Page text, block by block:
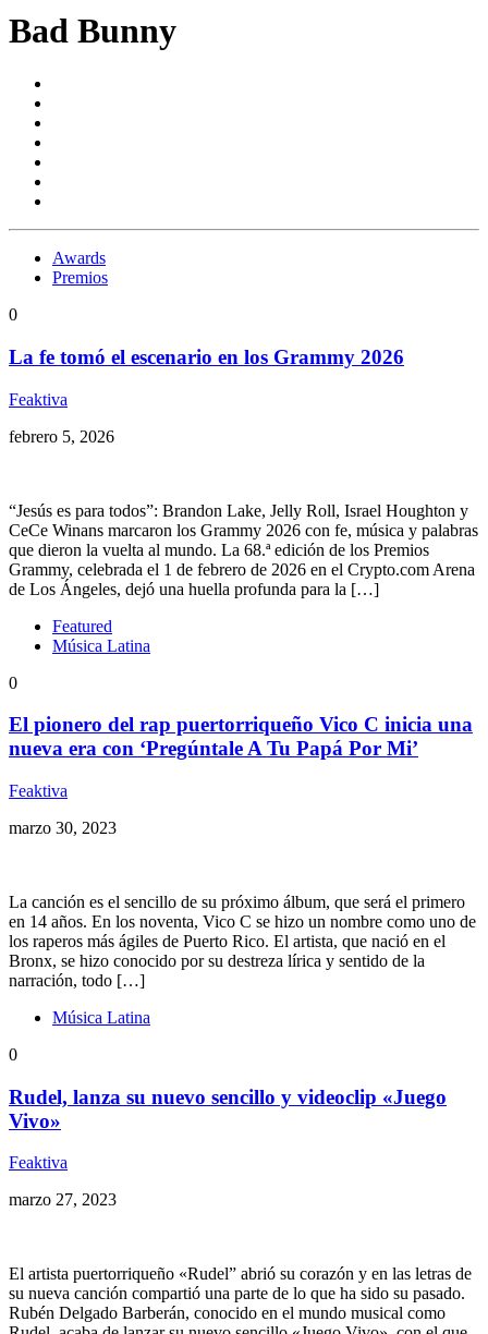
Bad Bunny
Awards
Premios
0
La fe tomó el escenario en los Grammy 2026
Feaktiva
febrero 5, 2026
“Jesús es para todos”: Brandon Lake, Jelly Roll, Israel Houghton y
CeCe Winans marcaron los Grammy 2026 con fe, música y palabras
que dieron la vuelta al mundo. La 68.ª edición de los Premios
Grammy, celebrada el 1 de febrero de 2026 en el Crypto.com Arena
de Los Ángeles, dejó una huella profunda para la […]
Featured
Música Latina
0
El pionero del rap puertorriqueño Vico C inicia una
nueva era con ‘Pregúntale A Tu Papá Por Mi’
Feaktiva
marzo 30, 2023
La canción es el sencillo de su próximo álbum, que será el primero
en 14 años. En los noventa, Vico C se hizo un nombre como uno de
los raperos más ágiles de Puerto Rico. El artista, que nació en el
Bronx, se hizo conocido por su destreza lírica y sentido de la
narración, todo […]
Música Latina
0
Rudel, lanza su nuevo sencillo y videoclip «Juego
Vivo»
Feaktiva
marzo 27, 2023
El artista puertorriqueño «Rudel” abrió su corazón y en las letras de
su nueva canción compartió una parte de lo que ha sido su pasado.
Rubén Delgado Barberán, conocido en el mundo musical como